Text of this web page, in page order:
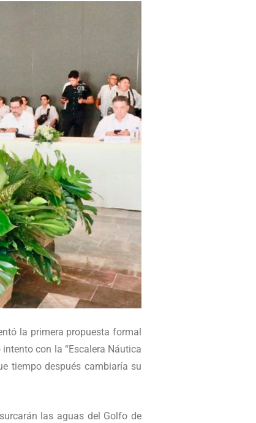
la primera propuesta formal
con la “Escalera Náutica
tiempo después cambiaría su
las aguas del Golfo de